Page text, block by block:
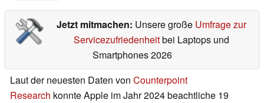
Jetzt mitmachen: Unsere große Umfrage zur
Servicezufriedenheitbei Laptops und
Smartphones 2026
Laut der neuesten Daten von Counterpoint
Research konnte Apple im Jahr 2024 beachtliche 19